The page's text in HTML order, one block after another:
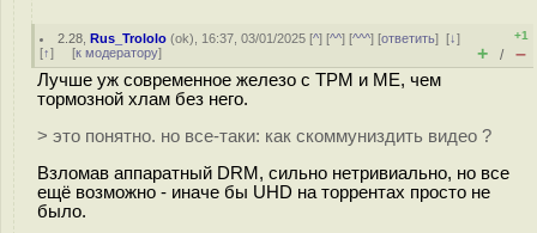
2.28 ,Rus_Trololo (ok), 16:37, 03/01/2025 [^] [^^] [^^^] [ответить][↓]
[↑] [к модератору]
+1
+ / –
Лучше уж современное железо с TPM и ME, чем
тормозной хлам без него.
> это понятно. но все-таки: как скоммуниздить видео ?
Взломав аппаратный DRM, сильно нетривиально, но все
ещё возможно - иначе бы UHD на торрентах просто не
было.